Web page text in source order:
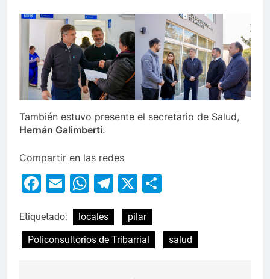
También estuvo presente el secretario de Salud,
Hernán Galimberti.
Compartir en las redes
Facebook
EmailWhatsApp
Telegram
X
Etiquetado: locales
pilar
Policonsultorios de Tribarrial
salud